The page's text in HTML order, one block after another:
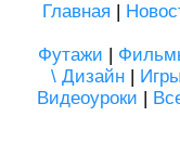
Главная |
Футажи |
\ Дизайн |
Видеоуроки |